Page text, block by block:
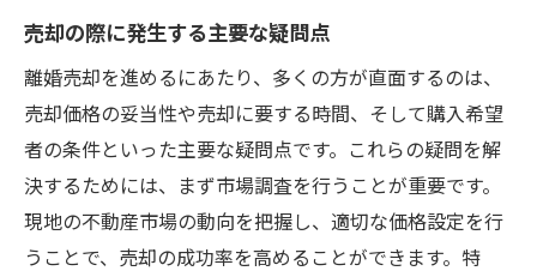
売却の際に発生する主要な疑問点
離婚売却を進めるにあたり、多くの方が直面するのは、
売却価格の妥当性や売却に要する時間、そして購入希望
者の条件といった主要な疑問点です。これらの疑問を解
決するためには、まず市場調査を行うことが重要です。
現地の不動産市場の動向を把握し、適切な価格設定を行
うことで、売却の成功率を高めることができます。特